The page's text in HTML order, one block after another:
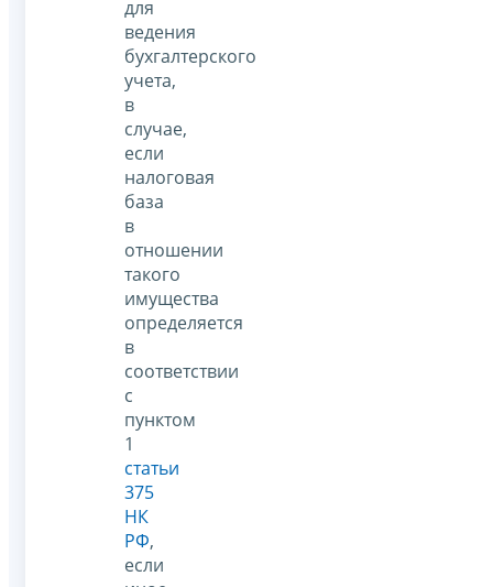
для
ведения
бухгалтерского
учета,
в
случае,
если
налоговая
база
в
отношении
такого
имущества
определяется
в
соответствии
с
пунктом
1
статьи
375
НК
РФ,
если